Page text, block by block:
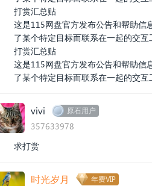
打赏汇总贴
这是115网盘官方发布公告和帮助信
了某个特定目标而联系在一起的交
打赏汇总贴
这是115网盘官方发布公告和帮助信
了某个特定目标而联系在一起的交
vivi 原石用户
357633978
求打赏
时光岁月 年费VIP